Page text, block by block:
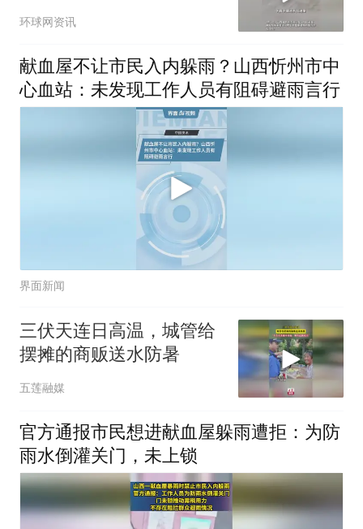
州市中心血站回应
环球网资讯
献血屋不让市民入内躲雨？山西忻州市中
心血站：未发现工作人员有阻碍避雨言行
界面新闻
三伏天连日高温，城管给
摆摊的商贩送水防暑
五莲融媒
官方通报市民想进献血屋躲雨遭拒：为防
雨水倒灌关门，未上锁